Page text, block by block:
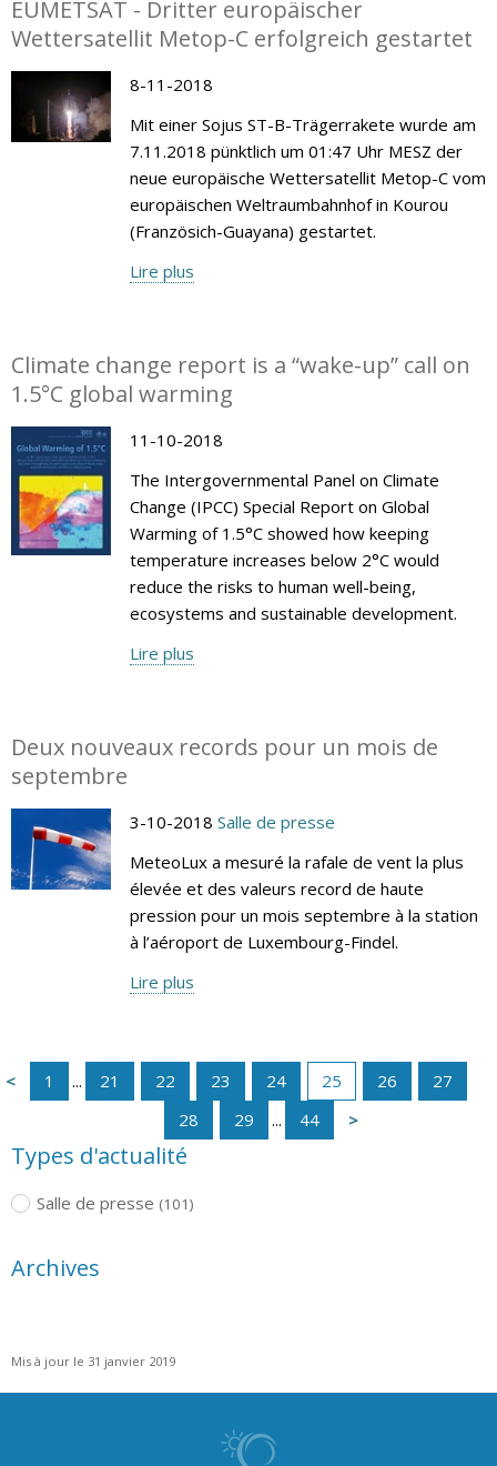
EUMETSAT - Dritter europäischer
Wettersatellit Metop-C erfolgreich gestartet
8-11-2018
Mit einer Sojus ST-B-Trägerrakete wurde am
7.11.2018 pünktlich um 01:47 Uhr MESZ der
neue europäische Wettersatellit Metop-C vom
europäischen Weltraumbahnhof in Kourou
(Französich-Guayana) gestartet.
Lire plus
Climate change report is a “wake-up” call on
1.5°C global warming
11-10-2018
The Intergovernmental Panel on Climate
Change (IPCC) Special Report on Global
Warming of 1.5°C showed how keeping
temperature increases below 2°C would
reduce the risks to human well-being,
ecosystems and sustainable development.
Lire plus
Deux nouveaux records pour un mois de
septembre
3-10-2018 Salle de presse
MeteoLux a mesuré la rafale de vent la plus
élevée et des valeurs record de haute
pression pour un mois septembre à la station
à l’aéroport de Luxembourg-Findel.
Lire plus
1 ... 21 22 23 24 25 26
27
28
29 ... 44
Types d'actualité
Salle de presse (101)
Archives
Mis à jour le 31 janvier 2019